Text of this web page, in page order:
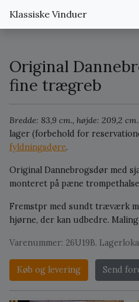
Klassiske Vinduer
Original
fine trægreb
Bredde: 83,9 cm., højde: 209,2
lager (forbehold for
fyldningsdøre.
Original Dannebrogsdør med
monteret på pæne
Fremstpr med sundt træværk
hjørne, der kan udbedre. Maling
Varenummer: 26U19B.
Køb og levering Send